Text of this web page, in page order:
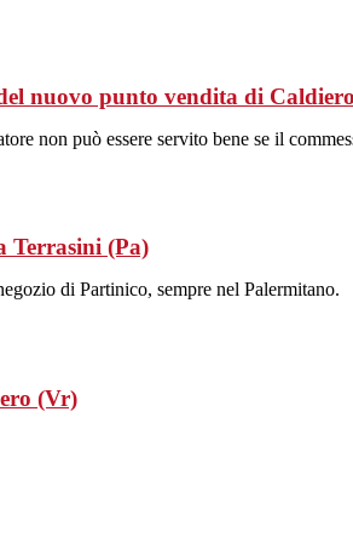
nuovo punto vendita di
non può essere servito bene se il
Terrasini (Pa)
di Partinico, sempre nel Palermitano.
(Vr)